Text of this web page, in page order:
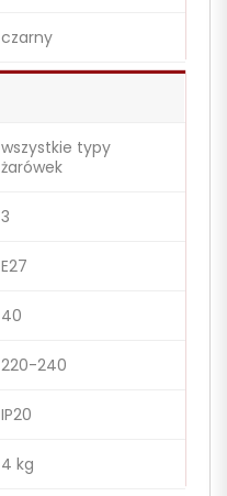
czarny
wszystkie typy
żarówek
3
E27
40
220-240
IP20
4 kg